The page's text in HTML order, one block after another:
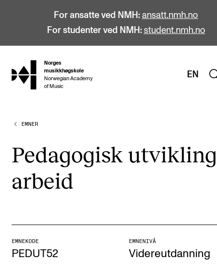
For ansatte ved NMH: ansatt.nmh.no
For studenter ved NMH: student.nmh.no
hjem
Norges
musikkhøgskole
Norwegian Academy
of Music
EN
STUDIER
Bachelor
Master
Talentutvikling
EMNER
Peda­go­gisk
ar­beid
EMNEKODE
PEDUT52
EMNENIVÅ
Videreutdanning